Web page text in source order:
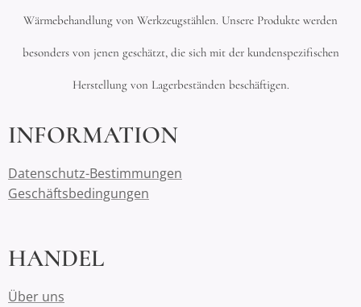
Wärmebehandlung von Werkzeugstählen. Unsere Produkte werden
besonders von jenen geschätzt, die sich mit der kundenspezifischen
Herstellung von Lagerbeständen beschäftigen.
INFORMATION
Datenschutz-Bestimmungen
Geschäftsbedingungen
HANDEL
Über uns